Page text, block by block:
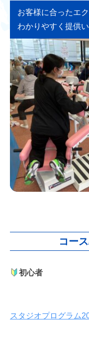
お客様に合ったエ
わかりやすく提供い
コー
初心者
スタジオプログラム